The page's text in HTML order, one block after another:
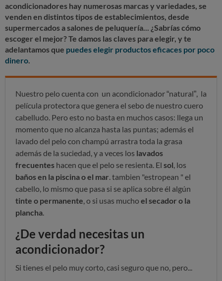
acondicionadores hay numerosas marcas y variedades, se
venden en distintos tipos de establecimientos, desde
supermercados a salones de peluquería... ¿Sabrías cómo
escoger el mejor? Te damos las claves para elegir, y te
adelantamos que puedes elegir productos eficaces por poco
dinero
Nuestro pelo cuenta con un acondicionador “natural”, la
película protectora que genera el sebo de nuestro cuero
cabelludo. Pero esto no basta en muchos casos: llega un
momento que no alcanza hasta las puntas; además el
lavado del pelo con champú arrastra toda la grasa
además de la suciedad, y a veces los lavados
frecuentes hacen que el pelo se resienta. El sol , los
baños en la piscina o el mar . tambien "estropean " el
cabello, lo mismo que pasa si se aplica sobre él algún
tinte o permanente , o si usas mucho el secador o la
plancha
¿De verdad necesitas un
acondicionador?
Si tienes el pelo muy corto, casi seguro que no, pero...